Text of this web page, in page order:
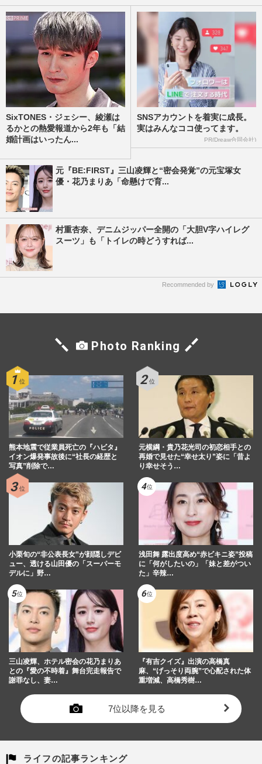
SixTONES・ジェシー、綾瀬は
るかとの熱愛報道から2年も「結
婚計画はいったん...
SNSアカウントを着実に成長。
実はみんなココ使ってます。
PR(Dreaw合同会社)
元『BE:FIRST』三山凌輝と“密会発覚”の元宝塚女
優・花乃まりあ「命懸けで育...
村重杏奈、デニムジッパー全開の「大胆V字ハイレグ
スーツ」も「トイレの時どうすれば...
Recommended by
Photo Ranking
熊本地震で従業員死亡の『ハビタ』
イオン爆発事故後に“社長の経歴と
写真”削除で…
元横綱・貴乃花光司の初恋相手との
再婚で見せた“幸せ太り”姿に「昔よ
り幸せそう…
小栗旬の“非公表長女”が顔隠しデビ
ュー、透ける山田優の「スーパーモ
デルに」野…
浅田舞 露出度高め“赤ビキニ姿”投稿
に「何がしたいの」「妹と差がつい
た」辛辣…
三山凌輝、ホテル密会の花乃まりあ
との『愛の不時着』舞台完走報告で
謝罪なし、妻…
『有吉クイズ』出演の高橋真
麻、“げっそり両腕”で心配された体
重増減、高橋秀樹…
7位以降を見る
ライフの記事ランキング